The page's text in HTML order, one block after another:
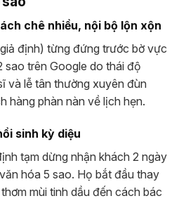
chê nhiều, nội bộ lộn xộn
định) từng đứng trước bờ vực
sao trên Google do thái độ
và lễ tân thường xuyên đùn
hàng phàn nàn về lịch hẹn.
sinh kỳ diệu
tạm dừng nhận khách 2 ngày
hóa 5 sao. Họ bắt đầu thay
mùi tinh dầu đến cách bác